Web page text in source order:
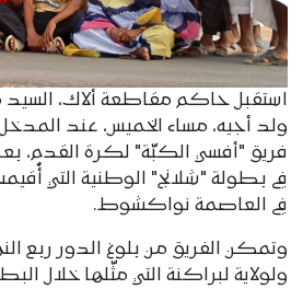
استقبل حاكم مقاطعة ألاك، السيد
ولد أجيه، مساء الخميس، عند المدخل
فريق "أفسي الكبّة" لكرة القدم،
في بطولة "شلانج" الوطنية التي
في العاصمة نواكشوط.
وتمكن الفريق من بلوغ الدور ربع
ولولاية لبراكنة التي مثّلها خلال